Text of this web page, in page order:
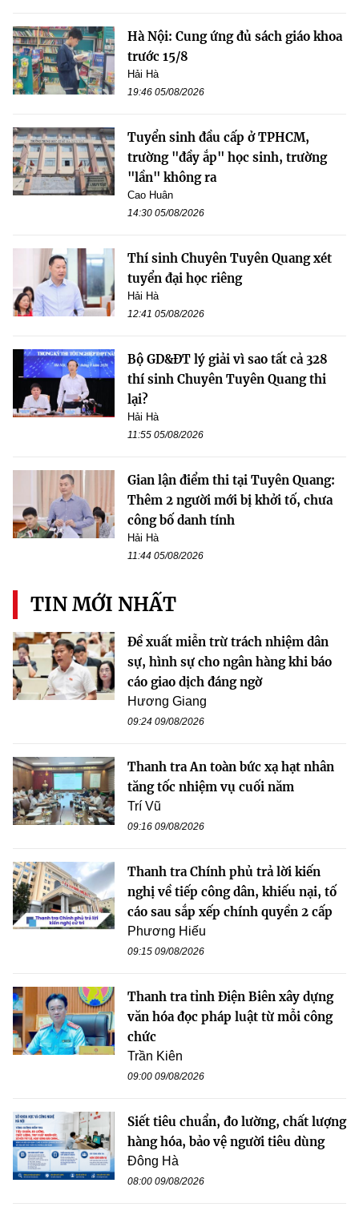
Hà Nội: Cung ứng đủ sách giáo khoa
trước 15/8
Hải Hà
19:46 05/08/2026
Tuyển sinh đầu cấp ở TPHCM,
trường "đầy ắp" học sinh, trường
"lần" không ra
Cao Huân
14:30 05/08/2026
Thí sinh Chuyên Tuyên Quang xét
tuyển đại học riêng
Hải Hà
12:41 05/08/2026
Bộ GD&ĐT lý giải vì sao tất cả 328
thí sinh Chuyên Tuyên Quang thi
lại?
Hải Hà
11:55 05/08/2026
Gian lận điểm thi tại Tuyên Quang:
Thêm 2 người mới bị khởi tố, chưa
công bố danh tính
Hải Hà
11:44 05/08/2026
TIN MỚI NHẤT
Đề xuất miễn trừ trách nhiệm dân
sự, hình sự cho ngân hàng khi báo
cáo giao dịch đáng ngờ
Hương Giang
09:24 09/08/2026
Thanh tra An toàn bức xạ hạt nhân
tăng tốc nhiệm vụ cuối năm
Trí Vũ
09:16 09/08/2026
Thanh tra Chính phủ trả lời kiến
nghị về tiếp công dân, khiếu nại, tố
cáo sau sắp xếp chính quyền 2 cấp
Phương Hiếu
09:15 09/08/2026
Thanh tra tỉnh Điện Biên xây dựng
văn hóa đọc pháp luật từ mỗi công
chức
Trần Kiên
09:00 09/08/2026
Siết tiêu chuẩn, đo lường, chất lượng
hàng hóa, bảo vệ người tiêu dùng
Đông Hà
08:00 09/08/2026